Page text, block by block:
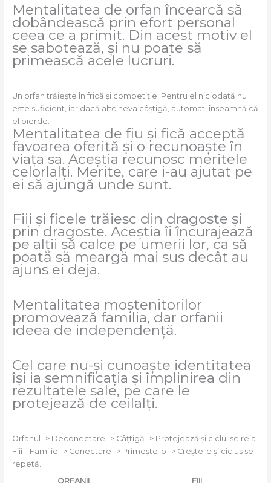
Mentalitatea de orfan încearcă să
dobândească prin efort personal
ceea ce a primit. Din acest motiv el
se sabotează, și nu poate să
primească acele lucruri.
Un orfan trăiește în frică și competiție. Pentru el niciodată nu
este suficient, iar dacă altcineva câștigă, automat, înseamnă că
el pierde.
Mentalitatea de fiu și fică acceptă
favoarea oferită și o recunoaște în
viața sa. Aceștia recunosc meritele
celorlalți. Merite, care i-au ajutat pe
ei să ajungă unde sunt.
Fiii și ficele trăiesc din dragoste și
prin dragoste. Aceștia îi încurajează
pe alții să calce pe umerii lor, ca să
poată să meargă mai sus decât au
ajuns ei deja.
Mentalitatea moștenitorilor
promovează familia, dar orfanii
ideea de independență.
Cel care nu-și cunoaște identitatea
își ia semnificația și împlinirea din
rezultatele sale, pe care le
protejează de ceilalți.
Orfanul -> Deconectare -> Câțtigă -> Protejează și ciclul se reia.
Fiii – Familie -> Conectare -> Primește-o -> Crește-o și ciclus se
repetă.
ORFANII
FIII